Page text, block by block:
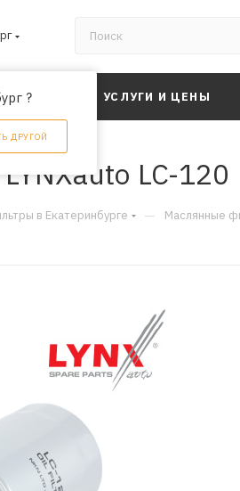
?
ДРУГОЙ
УСЛУГИ И ЦЕНЫ
LC-120
в Екатеринбурге — Маслянные